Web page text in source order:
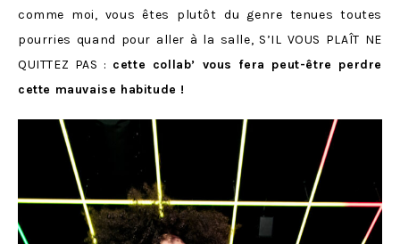
comme moi, vous êtes plutôt du genre tenues toutes
pourries quand pour aller à la salle, S’IL VOUS PLAÎT NE
QUITTEZ PAS : cette collab’ vous fera peut-être perdre
cette mauvaise habitude !